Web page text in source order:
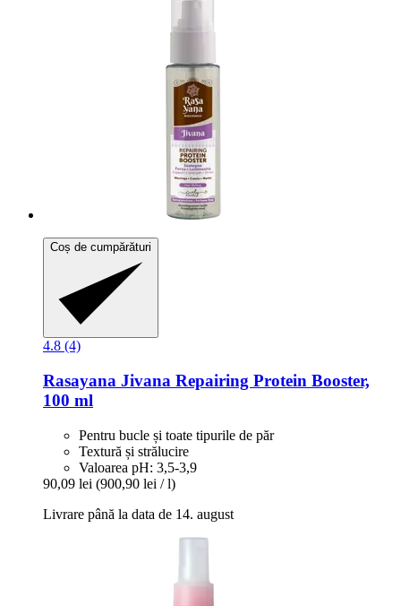
Coș de cumpărături
4.8 (4)
Rasayana Jivana Repairing Protein Booster,
100 ml
Pentru bucle și toate tipurile de păr
Textură și strălucire
Valoarea pH: 3,5-3,9
90,09 lei (900,90 lei / l)
Livrare până la data de 14. august